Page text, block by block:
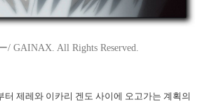
GAINAX. All Rights Reserved.
터 제레와 이카리 겐도 사이에 오고가는 계획의